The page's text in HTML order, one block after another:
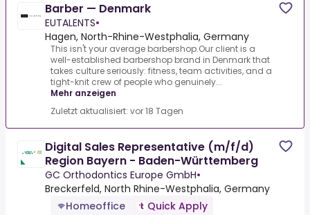
Barber — Denmark
EUTALENTS•
Hagen, North-Rhine-Westphalia, Germany
This isn't your average barbershop.Our client is a
well-established barbershop brand in Denmark that
takes culture seriously: fitness, team activities, and a
tight-knit crew of people who genuinely...
Mehr anzeigen
Zuletzt aktualisiert: vor 18 Tagen
Digital Sales Representative (m/f/d)
Region Bayern - Baden-Württemberg
GC Orthodontics Europe GmbH•
Breckerfeld, North Rhine-Westphalia, Germany
Homeoffice
Quick Apply